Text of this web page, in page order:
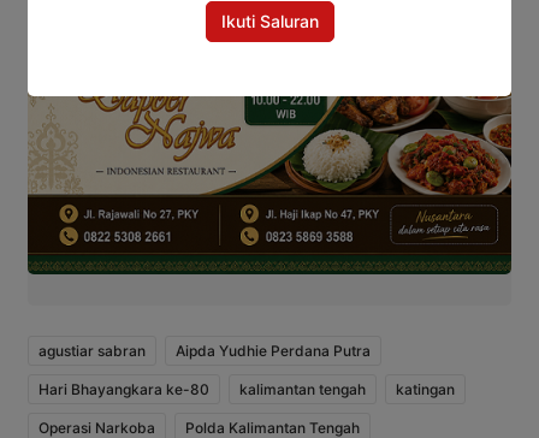
agustiar sabran Aipda Yudhie Perdana Putra
Hari Bhayangkara ke-80 kalimantan tengah katingan
Operasi Narkoba Polda Kalimantan Tengah
Ikuti Saluran